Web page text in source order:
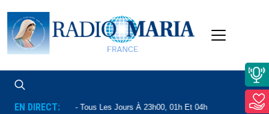
EN DIRECT:
Enseignement Tous Les Jours À 23h00, 01h Et 04h